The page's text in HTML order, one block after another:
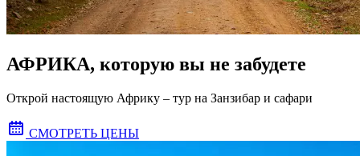
АФРИКА, которую вы не забудете
Открой настоящую Африку – тур на Занзибар и сафари
СМОТРЕТЬ ЦЕНЫ